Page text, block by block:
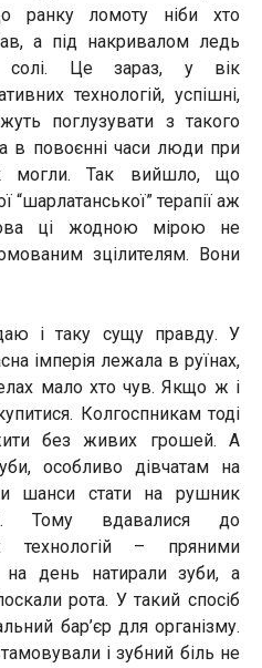
ранку ломоту ніби хто
а під накривалом ледь
солі. Це зараз, у вік
технологій, успішні,
поглузувати з такого
а в повоєнні часи люди при
могли. Так вийшло, що
“шарлатанської” терапії аж
ці жодною мірою не
зцілителям. Вони
і таку сущу правду. У
імперія лежала в руїнах,
мало хто чув. Якщо ж і
Колгоспникам тоді
без живих грошей. А
особливо дівчатам на
шанси стати на рушник
Тому вдавалися до
технологій – пряними
на день натирали зуби, а
рота. У такий спосіб
бар’єр для організму.
і зубний біль не